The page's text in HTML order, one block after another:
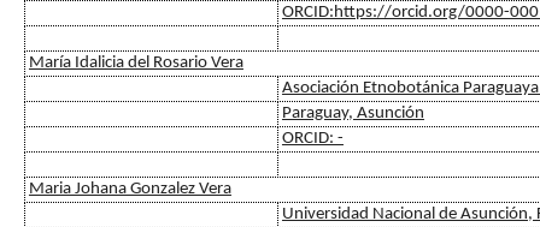
ORCID:https://orcid.org/0000-
María Idalicia del Rosario Vera
Asociación Etnobotánica Paraguaya
Paraguay, Asunción
ORCID: -
Maria Johana Gonzalez Vera
Universidad Nacional de Asunción,